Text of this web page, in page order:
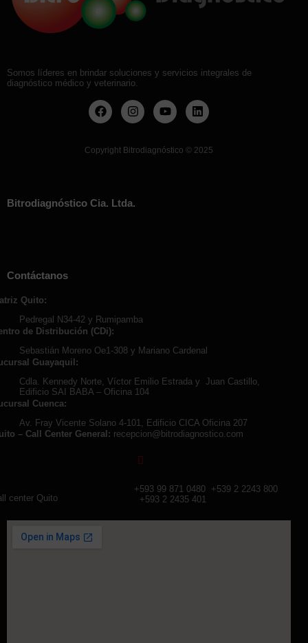
Somos líderes en brindar soluciones y servicios integrales de
diagnóstico médico y veterinario.
Copyright Bitrodiagnóstico © 2025
Bitrodiagnóstico Cia. Ltda.
Contáctanos
Quito:
Pedregal N34-42 y Rumipamba
de Distribución (CDi):
Sebastián Moreno Oe1-308 y Mariano Cardenal
Guayaquil:
Cdla. Kennedy Norte, Víctor Emilio Estrada y Juan Castillo,
Edificio SAI BABA – Oficina 104
Cuenca:
Av. Fray Vicente Solano 4-101, Edificio CICA Oficina 207
– Call Center General: recepcion@bitrodiagnostico.com
center Quito
+593 99 871 0480+539 2 2243 800
+593 2 2435 401